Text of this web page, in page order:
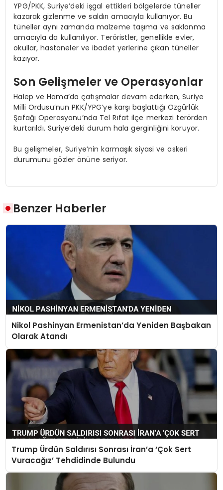
YPG/PKK, Suriye’deki işgal ettikleri bölgelerde tüneller
kazarak gizlenme ve saldırı amacıyla kullanıyor. Bu
tüneller aynı zamanda malzeme taşıma ve saklanma
amacıyla da kullanılıyor. Teröristler, genellikle evler,
okullar, hastaneler ve ibadet yerlerine çıkan tüneller
kazıyor.
Son Gelişmeler ve Operasyonlar
Halep ve Hama’da çatışmalar devam ederken, Suriye
Milli Ordusu’nun PKK/YPG’ye karşı başlattığı Özgürlük
Şafağı Operasyonu’nda Tel Rıfat ilçe merkezi terörden
kurtarıldı. Suriye’deki durum hala gerginliğini koruyor.
Bu gelişmeler, Suriye’nin karmaşık siyasi ve askeri
durumunu gözler önüne seriyor.
Benzer Haberler
Nikol Pashinyan Ermenistan’da Yeniden Başbakan
Olarak Atandı
Trump Ürdün Saldırısı Sonrası İran’a ‘Çok Sert
Vuracağız’ Tehdidinde Bulundu